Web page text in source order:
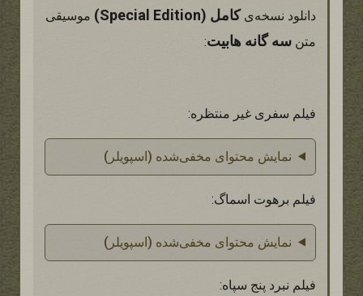
دانلود نسخه‌یکامل (Special Edition)
موسیقی
متن سه گانه هابیت:
فیلم سفری غیر منتظره:
نمایش محتوای مخفی‌شده (اسپویلر)
فیلم برهوت اسماگ:
نمایش محتوای مخفی‌شده (اسپویلر)
فیلم نبرد پنج سپاه: